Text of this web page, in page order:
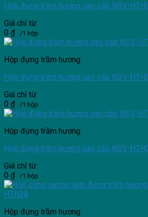
Hộp đựng trầm hương cao cấp NSV-
Giá chỉ từ:
0 ₫ /1 hộp
Hộp đựng trầm hương
Hộp đựng trầm hương cao cấp NSV-
Giá chỉ từ:
0 ₫ /1 hộp
Hộp đựng trầm hương
Hộp đựng trầm hương cao cấp NSV-
Giá chỉ từ:
0 ₫ /1 hộp
Hộp đựng trầm hương